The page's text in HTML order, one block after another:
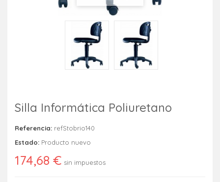
Silla Informática Poliuretano
Referencia: refStobrio140
Estado: Producto nuevo
174,68 € sin impuestos